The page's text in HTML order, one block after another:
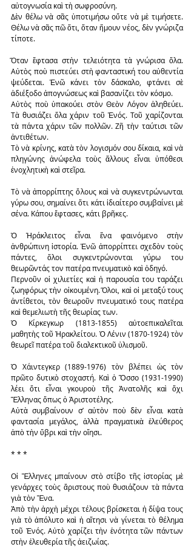
αὐτογνωσία καὶ τὴ σωφροσύνη.
Δὲν θέλω νὰ σᾶς ὑποτιμήσω οὔτε νὰ μὲ τιμήσετε.
Θέλω νὰ σᾶς πῶ ὅτι, ὅταν ἤμουν νέος, δὲν γνώριζα
τίποτε.
Ὅταν ἔφτασα στὴν τελειότητα τὰ γνώρισα ὅλα.
Αὐτὸς ποὺ πιστεύει στὴ φανταστική του αὐθεντία
ψεύδεται. Ἐνῶ κάνει τὸν δάσκαλο, φτάνει σὲ
ἀδιέξοδο ἀπογνώσεως καὶ βασανίζει τὸν κόσμο.
Αὐτὸς ποὺ ὑπακούει στὸν Θεὸν Λόγον ἀληθεύει.
Τὰ θυσιάζει ὅλα χάριν τοῦ Ἑνός. Τοῦ χαρίζονται
τὰ πάντα χάριν τῶν πολλῶν. Ζῆ τὴν ταύτισι τῶν
ἀντιθέτων.
Τὸ νὰ κρίνης, κατὰ τὸν λογισμόν σου δίκαια, καὶ νὰ
πληγώνης ἀνώφελα τοὺς ἄλλους εἶναι ὑπόθεσι
ἐνοχλητικὴ καὶ στεῖρα.
Τὸ νὰ ἀπορρίπτης ὅλους καὶ νὰ συγκεντρώνωνται
γύρω σου, σημαίνει ὅτι κάτι ἰδιαίτερο συμβαίνει μὲ
σένα. Κάπου ἔφτασες, κάτι βρῆκες.
Ὁ Ἡράκλειτος εἶναι ἕνα φαινόμενο στὴν
ἀνθρώπινη ἱστορία. Ἐνῶ ἀπορρίπτει σχεδὸν τοὺς
πάντες, ὅλοι συγκεντρώνονται γύρω του
θεωρῶντάς τον πατέρα πνευματικὸ καὶ ὁδηγό.
Περνοῦν οἱ χιλιετίες καὶ ἡ παρουσία του ταράζει
ζωηφόρως τὴν οἰκουμένη. Ὅλοι, καὶ οἱ μεταξύ τους
ἀντίθετοι, τὸν θεωροῦν πνευματικό τους πατέρα
καὶ θεμελιωτὴ τῆς θεωρίας των.
Ὁ Κίρκεγκωρ (1813-1855) αὐτοεπικαλεῖται
μαθητὴς τοῦ Ἡρακλείτου. Ὁ Λένιν (1870-1924) τὸν
θεωρεῖ πατέρα τοῦ διαλεκτικοῦ ὑλισμοῦ.
Ὁ Χάιντεγκερ (1889-1976) τὸν βλέπει ὡς τὸν
πρῶτο δυτικὸ στοχαστή. Καὶ ὁ Ὄσσο (1931-1990)
λέει ὅτι εἶναι γκουροὺ τῆς Ἀνατολῆς καὶ ὄχι
Ἕλληνας ὅπως ὁ Ἀριστοτέλης.
Αὐτὰ συμβαίνουν σ’ αὐτὸν ποὺ δὲν εἶναι κατὰ
φαντασία μεγάλος, ἀλλὰ πραγματικὰ ἐλεύθερος
ἀπὸ τὴν ὕβρι καὶ τὴν οἴησι.
* * *
Οἱ Ἕλληνες μπαίνουν στὸ στίβο τῆς ἱστορίας μὲ
γενάρχες τοὺς ἄριστους ποὺ θυσιάζουν τὰ πάντα
γιὰ τὸν Ἕνα.
Ἀπὸ τὴν ἀρχὴ μέχρι τέλους βρίσκεται ἡ δίψα τους
γιὰ τὸ ἀπόλυτο καὶ ἡ αἴτησι νὰ γίνεται τὸ θέλημα
τοῦ Ἑνός. Αὐτὸ χαρίζει τὴν ἑνότητα τῶν πάντων
στὴν ἐλευθερία τῆς ἀειζωίας.